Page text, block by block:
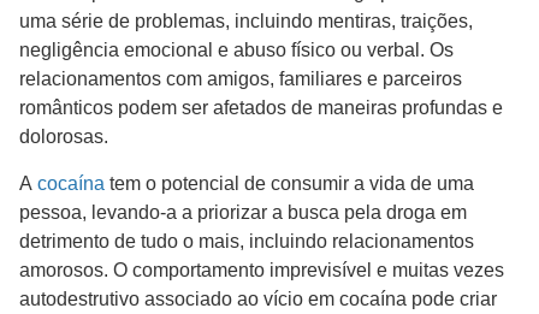
uma série de problemas, incluindo mentiras, traições,
negligência emocional e abuso físico ou verbal. Os
relacionamentos com amigos, familiares e parceiros
românticos podem ser afetados de maneiras profundas e
dolorosas.
A cocaína tem o potencial de consumir a vida de uma
pessoa, levando-a a priorizar a busca pela droga em
detrimento de tudo o mais, incluindo relacionamentos
amorosos. O comportamento imprevisível e muitas vezes
autodestrutivo associado ao vício em cocaína pode criar